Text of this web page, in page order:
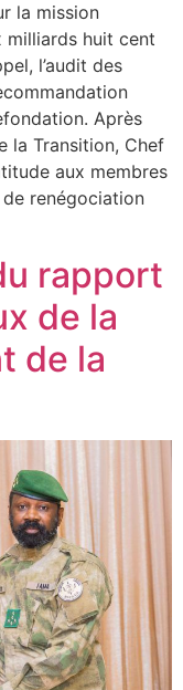
la mission
milliards huit cent
l’audit des
Après
la Transition, Chef
aux membres
renégociation
rapport
de la
de la